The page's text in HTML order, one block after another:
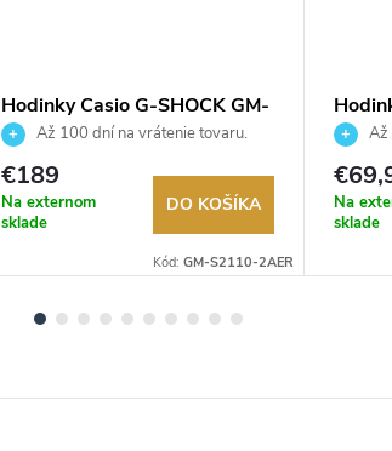
Hodinky Casio G-SHOCK GM-
S2110-2AER
Až 100 dní na vrátenie tovaru.
Autorizovaný predajca.
€189
Na externom
sklade
DO KOŠÍKA
Kód: GM-S2110-2AER
9EF Až
Na
sklade